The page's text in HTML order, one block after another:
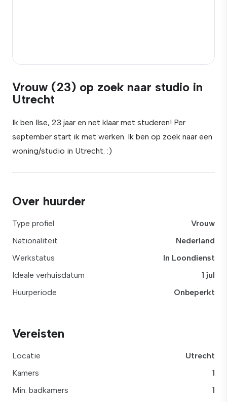
Vrouw (23) op zoek naar studio in
Utrecht
Ik ben Ilse, 23 jaar en net klaar met studeren! Per
september start ik met werken. Ik ben op zoek naar een
woning/studio in Utrecht. :)
Over huurder
Type profiel
Vrouw
Nationaliteit
Nederland
Werkstatus
In Loondienst
Ideale verhuisdatum
1 jul
Huurperiode
Onbeperkt
Vereisten
Locatie
Utrecht
Kamers
1
Min. badkamers
1